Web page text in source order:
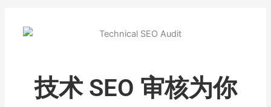
技术 SEO 审核为你